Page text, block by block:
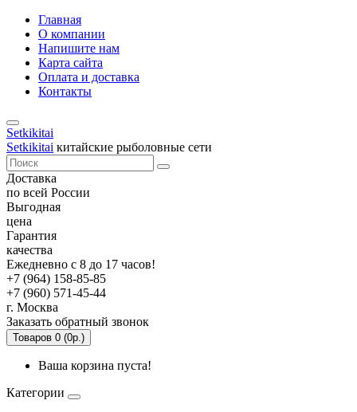
Главная
О компании
Напишите нам
Карта сайта
Оплата и доставка
Контакты
Setkikitai
Setkikitai китайские рыболовные сети
Доставка
по всей России
Выгодная
цена
Гарантия
качества
Ежедневно с 8 до 17 часов!
+7 (964) 158-85-85
+7 (960) 571-45-44
г. Москва
Заказать обратный звонок
Товаров 0 (0р.)
Ваша корзина пуста!
Категории